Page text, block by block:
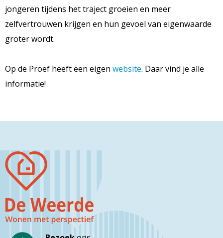
jongeren tijdens het traject groeien en meer
zelfvertrouwen krijgen en hun gevoel van eigenwaarde
groter wordt.
Op de Proef heeft een eigen website. Daar vind je alle
informatie!